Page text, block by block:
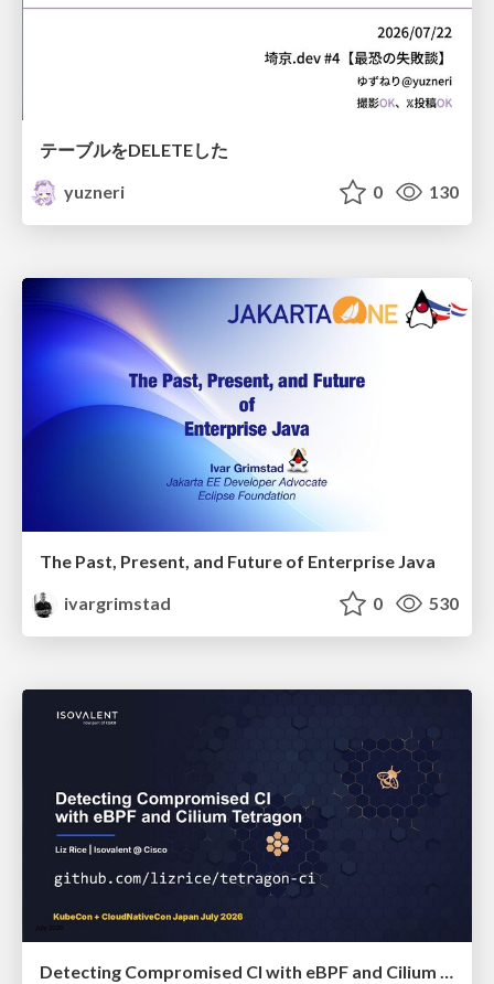
テーブルをDELETEした
yuzneri
0 130
The Past, Present, and Future of Enterprise Java
ivargrimstad
0 530
Detecting Compromised CI with eBPF and Cilium Tetragon